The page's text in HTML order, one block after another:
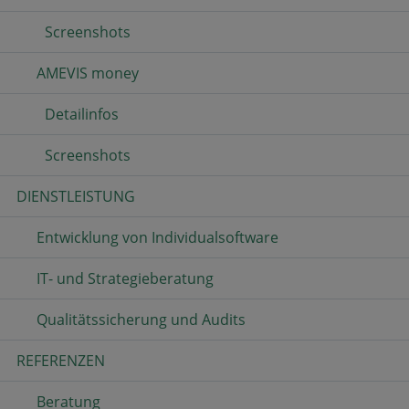
Screenshots
AMEVIS money
Detailinfos
Screenshots
DIENSTLEISTUNG
Entwicklung von Individualsoftware
IT- und Strategieberatung
Qualitätssicherung und Audits
REFERENZEN
Beratung